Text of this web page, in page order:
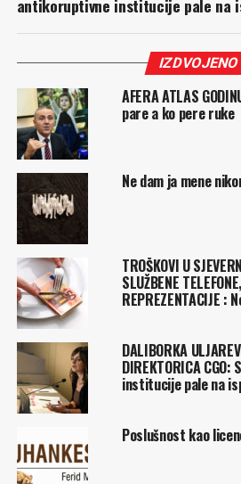
antikoruptivne institucije pale na
IZDVOJENO
AFERA ATLAS
pare a ko pere ruke
Ne dam ja mene
TROŠKOVI U
SLUŽBENE
REPREZENTACIJE :
DALIBORKA
DIREKTORICA
institucije pale na
Poslušnost kao